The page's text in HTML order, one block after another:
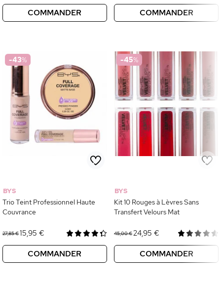
COMMANDER COMMANDER
-43%
BYS
Trio Teint Professionnel Haute
Couvrance
27,85 €15,95 €
COMMANDER
-45%
BYS
Kit 10 Rouges à Lèvres Sans
Transfert Velours Mat
45,00 €24,95 €
COMMANDER